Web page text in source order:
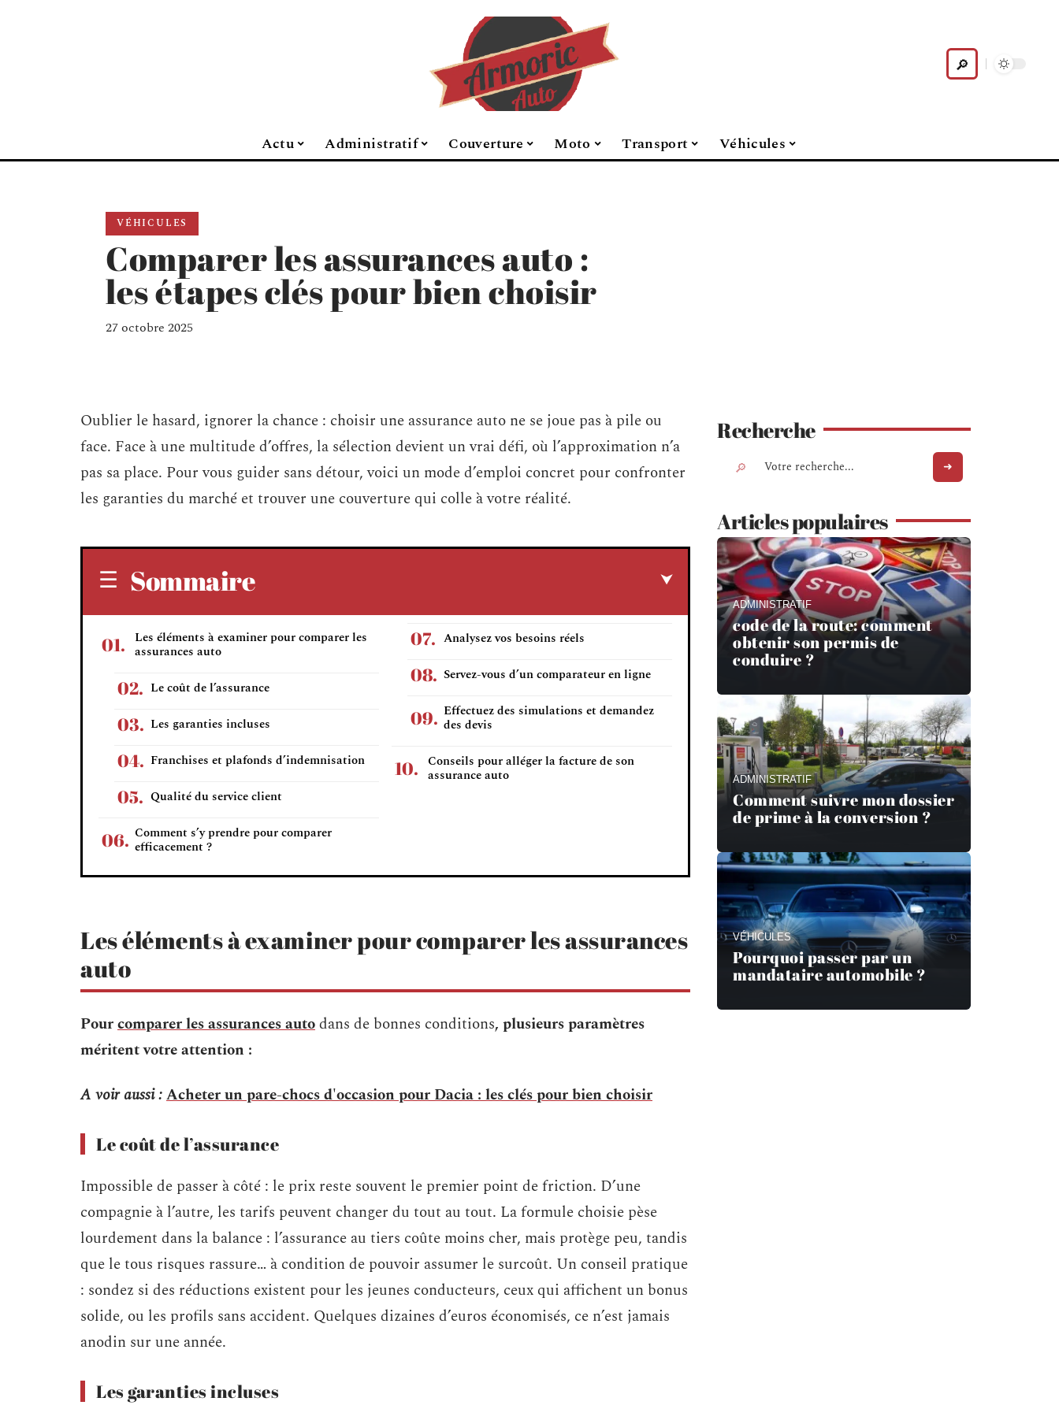
Actu Administratif Couverture Moto Transport Véhicules
VÉHICULES
Comparer les assurances auto :
les étapes clés pour bien choisir
27 octobre 2025
Oublier le hasard, ignorer la chance : choisir une assurance auto ne se joue pas à pile ou
face. Face à une multitude d’offres, la sélection devient un vrai défi, où l’approximation n’a
pas sa place. Pour vous guider sans détour, voici un mode d’emploi concret pour confronter
les garanties du marché et trouver une couverture qui colle à votre réalité.
Sommaire
Les éléments à examiner pour comparer les
assurances auto
Le coût de l’assurance
Les garanties incluses
Franchises et plafonds d’indemnisation
Qualité du service client
Comment s’y prendre pour comparer
efficacement ?
Analysez vos besoins réels
Servez-vous d’un comparateur en ligne
Effectuez des simulations et demandez
des devis
Conseils pour alléger la facture de son
assurance auto
Les éléments à examiner pour comparer les assurances
auto
Pourcomparer les assurances autodans de bonnes conditions, plusieurs paramètres
méritent votre attention :
A voir aussi :Acheter un pare-chocs d'occasion pour Dacia : les clés pour bien choisir
Le coût de l’assurance
Impossible de passer à côté : le prix reste souvent le premier point de friction. D’une
compagnie à l’autre, les tarifs peuvent changer du tout au tout. La formule choisie pèse
lourdement dans la balance : l’assurance au tiers coûte moins cher, mais protège peu, tandis
que le tous risques rassure… à condition de pouvoir assumer le surcoût. Un conseil pratique
: sondez si des réductions existent pour les jeunes conducteurs, ceux qui affichent un bonus
solide, ou les profils sans accident. Quelques dizaines d’euros économisés, ce n’est jamais
anodin sur une année.
Les garanties incluses
Recherche
Articles populaires
ADMINISTRATIF
code de la route: comment
obtenir son permis de
conduire ?
ADMINISTRATIF
Comment suivre mon dossier
de prime à la conversion ?
VÉHICULES
Pourquoi passer par un
mandataire automobile ?